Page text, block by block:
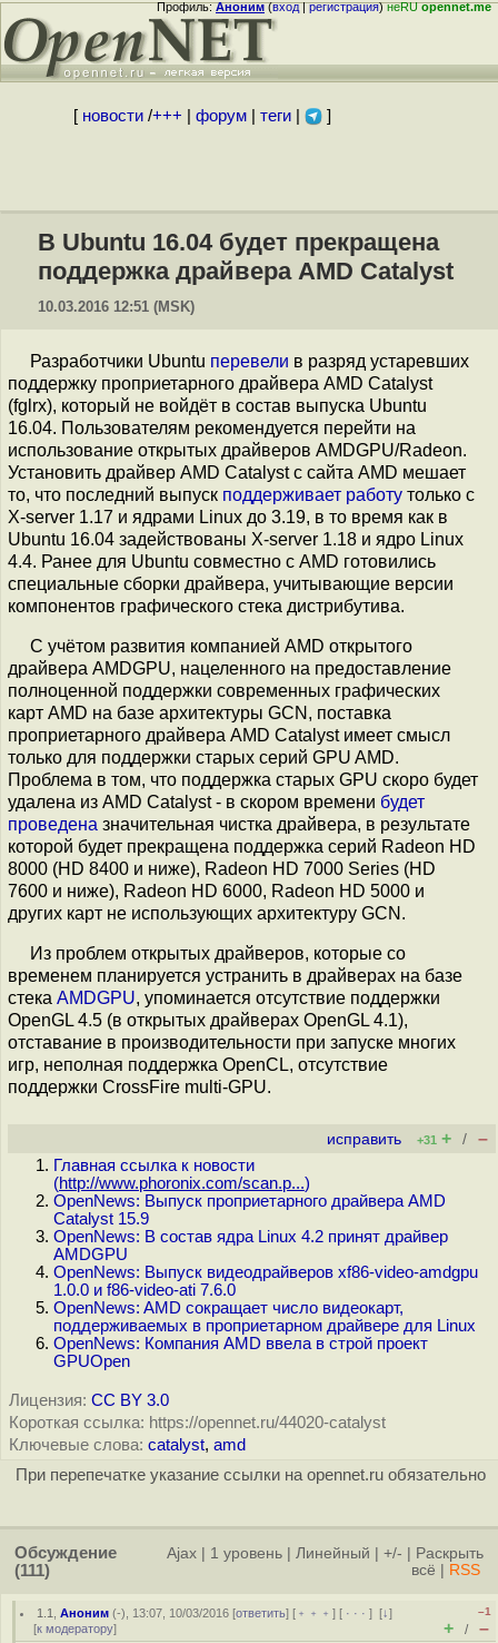
Профиль:Аноним(вход|регистрация)неRUopennet.me
[ новости/+++ форум| теги| ]
В Ubuntu 16.04 будет прекращена
поддержка драйвера AMD Catalyst
10.03.2016 12:51 (MSK)
Разработчики Ubuntu перевели в разряд устаревших
поддержку проприетарного драйвера AMD Catalyst
(fglrx), который не войдёт в состав выпуска Ubuntu
16.04. Пользователям рекомендуется перейти на
использование открытых драйверов AMDGPU/Radeon.
Установить драйвер AMD Catalyst с сайта AMD мешает
то, что последний выпуск поддерживает работу только с
X-server 1.17 и ядрами Linux до 3.19, в то время как в
Ubuntu 16.04 задействованы X-server 1.18 и ядро Linux
4.4. Ранее для Ubuntu совместно с AMD готовились
специальные сборки драйвера, учитывающие версии
компонентов графического стека дистрибутива.
С учётом развития компанией AMD открытого
драйвера AMDGPU, нацеленного на предоставление
полноценной поддержки современных графических
карт AMD на базе архитектуры GCN, поставка
проприетарного драйвера AMD Catalyst имеет смысл
только для поддержки старых серий GPU AMD.
Проблема в том, что поддержка старых GPU скоро будет
удалена из AMD Catalyst - в скором времени будет
проведена значительная чистка драйвера, в результате
которой будет прекращена поддержка серий Radeon HD
8000 (HD 8400 и ниже), Radeon HD 7000 Series (HD
7600 и ниже), Radeon HD 6000, Radeon HD 5000 и
других карт не использующих архитектуру GCN.
Из проблем открытых драйверов, которые со
временем планируется устранить в драйверах на базе
стека AMDGPU, упоминается отсутствие поддержки
OpenGL 4.5 (в открытых драйверах OpenGL 4.1),
отставание в производительности при запуске многих
игр, неполная поддержка OpenCL, отсутствие
поддержки CrossFire multi-GPU.
исправить +31 + / –
Главная ссылка к новости
(http://www.phoronix.com/scan.p...)
OpenNews: Выпуск проприетарного драйвера AMD
Catalyst 15.9
OpenNews: В состав ядра Linux 4.2 принят драйвер
AMDGPU
OpenNews: Выпуск видеодрайверов xf86-video-amdgpu
1.0.0 и f86-video-ati 7.6.0
OpenNews: AMD сокращает число видеокарт,
поддерживаемых в проприетарном драйвере для Linux
OpenNews: Компания AMD ввела в строй проект
GPUOpen
Лицензия: CC BY 3.0
Короткая ссылка: https://opennet.ru/44020-catalyst
Ключевые слова: catalyst, amd
При перепечатке указание ссылки на opennet.ru обязательно
Обсуждение
(111)
Ajax 1 уровень Линейный +/-
Раскрыть
всё
RSS
1.1 ,Аноним (-), 13:07, 10/03/2016 [ответить] [ ﹢﹢﹢] [ · · ·][↓]
[к модератору]
–1
+ / –